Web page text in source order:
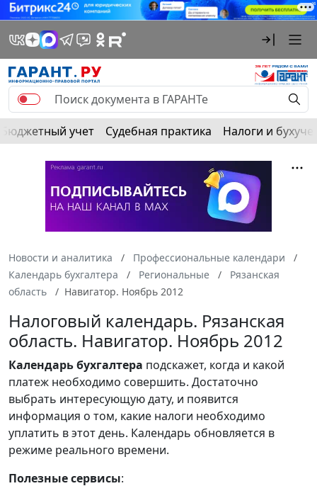
Бюджетный учет Судебная практика Налоги и
Новости и аналитика
Профессиональные календари
Календарь бухгалтера
Региональные
Рязанская
область
Навигатор. Ноябрь 2012
Налоговый календарь. Рязанская
область. Навигатор. Ноябрь 2012
Календарьбухгалтера подскажет, когда и какой
платеж необходимо совершить. Достаточно
выбрать интересующую дату, и появится
информация о том, какие налоги необходимо
уплатить в этот день. Календарь обновляется в
режиме реального времени.
Полезные сервисы: